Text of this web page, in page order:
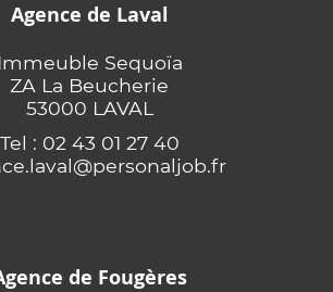
Agence de Laval
Immeuble Sequoïa
ZA La Beucherie
53000 LAVAL
Tel : 02 43 01 27 40
de Fougères